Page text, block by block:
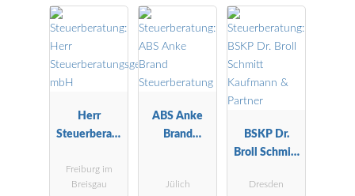
ftliche
Buchstelle
Herr
Steuerberatu
ft mbH
Freiburg im
Breisgau
ABS Anke
Brand
Jülich
BSKP Dr.
Broll Schmitt
Partner
Dresden